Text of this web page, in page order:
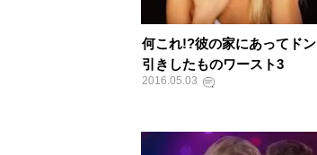
何これ!?彼の家にあってドン
引きしたものワースト3
2016.05.03